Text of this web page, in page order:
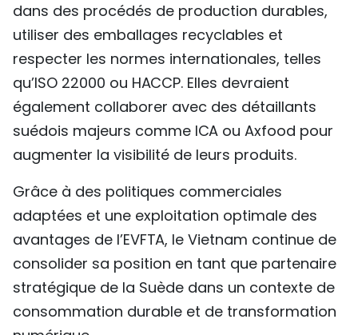
dans des procédés de production durables,
utiliser des emballages recyclables et
respecter les normes internationales, telles
qu’ISO 22000 ou HACCP. Elles devraient
également collaborer avec des détaillants
suédois majeurs comme ICA ou Axfood pour
augmenter la visibilité de leurs produits.
Grâce à des politiques commerciales
adaptées et une exploitation optimale des
avantages de l’EVFTA, le Vietnam continue de
consolider sa position en tant que partenaire
stratégique de la Suède dans un contexte de
consommation durable et de transformation